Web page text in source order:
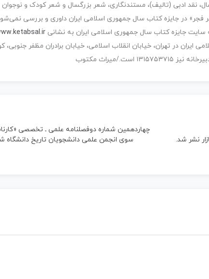
نقد ادبی (تالیف)، مستندنگاری، شعر بزرگسال و شعر کودک و نوجوان
فجر» در جایزه کتاب سال جمهوری اسلامی ایران داوری و بررسی
سایت جایزه کتاب سال جمهوری اسلامی ایران به نشانی
در تهران، خیابان انقلاب اسلامی، خیابان برادران مظفر جنوبی،
نشر شد.
چهاردهمین شماره دوفصلنامه علمی ـ تخصصی
سوی انجمن علمی دانشجویان تاریخ دانشگاه